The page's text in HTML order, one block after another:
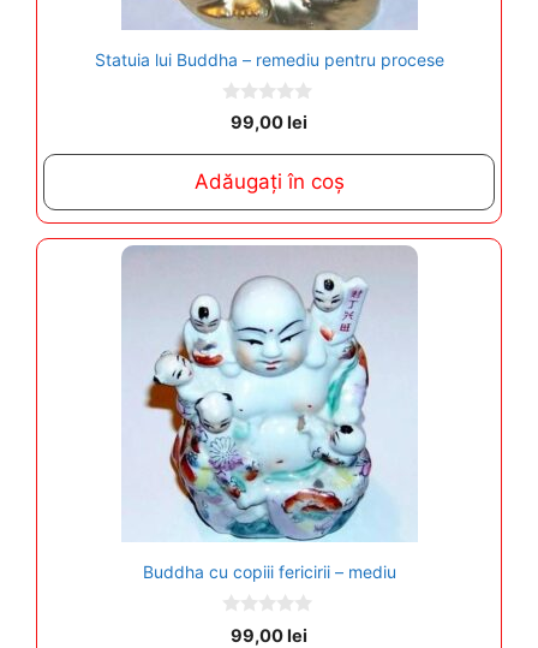
Statuia lui Buddha – remediu pentru procese
0
o
5
99,00lei
Adăugați în coș
Buddha cu copiii fericirii – mediu
99,00lei